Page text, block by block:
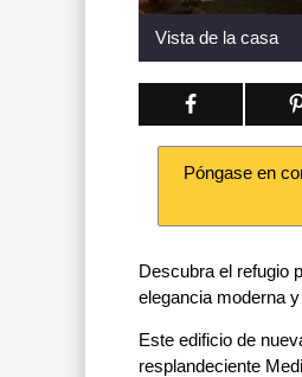
Vista de la casa
Póngase en
Descubra el refugio
elegancia moderna
Este edificio de
resplandeciente